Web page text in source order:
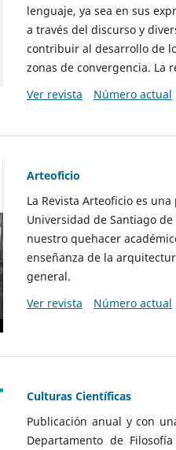
lenguaje, ya sea en sus
a través del discurso y
contribuir al desarrollo de
zonas de convergencia. La
Ver revista
Número actual
Arteoficio
La Revista Arteoficio es
Universidad de Santiago
nuestro quehacer
enseñanza de la
general.
Ver revista
Número actual
Culturas Científicas
Publicación anual y con
Departamento de